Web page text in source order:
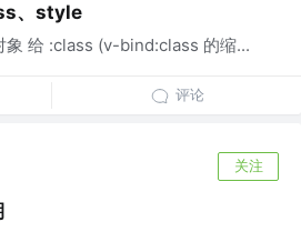
、style
给 :class (v-bind:class 的缩...
评论
关注